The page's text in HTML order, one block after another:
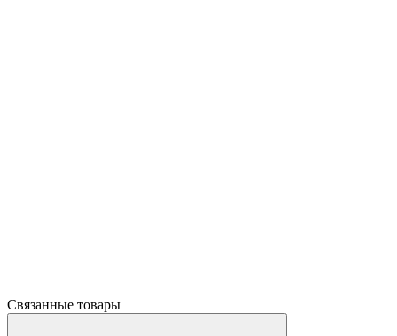
Связанные товары